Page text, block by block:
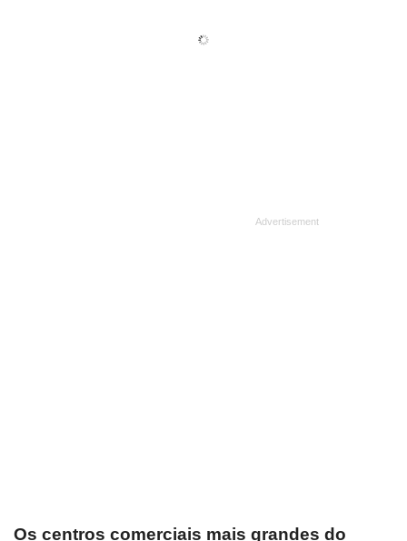
Os centros comerciais mais grandes do